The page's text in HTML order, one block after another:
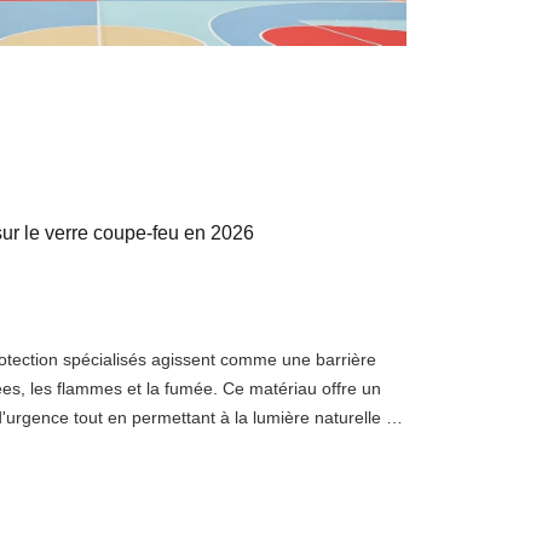
le verre coupe-feu en 2026
spécialisés agissent comme une barrière
les flammes et la fumée. Ce matériau offre un
tout en permettant à la lumière naturelle de